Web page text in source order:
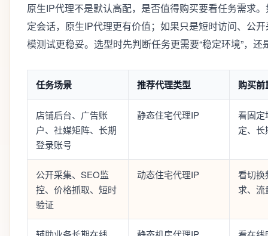
原生IP代理不是默认高配，是否值得购买要看任务需求
定会话，原生IP代理更有价值；如果只是短时访问、公
模测试更稳妥。选型时先判断任务更需要“稳定环境”，还
任务场景 推荐代理类型 购买
店铺后台、广告账
户、社媒矩阵、长期
登录账号
静态住宅代理IP
看固定
定、长
公开采集、SEO监
控、价格抓取、短时
验证
动态住宅代理IP
看切换
求、流